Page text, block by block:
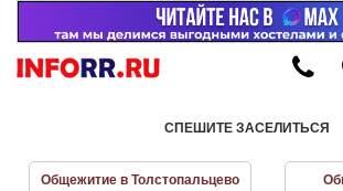
СПЕШИТЕ ЗАСЕЛИТЬСЯ
Общежитие в Толстопальцево